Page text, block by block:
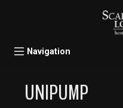
Navigation
UNIPUMP